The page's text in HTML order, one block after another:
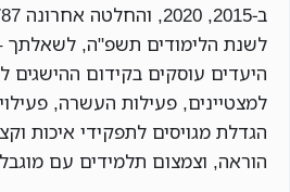
היעדים עוסקים בקידום ההישגים
למצטיינים, פעילות העשרה,
הגדלת מגויסים לתפקידי איכות
הוראה, וצמצום תלמידים עם